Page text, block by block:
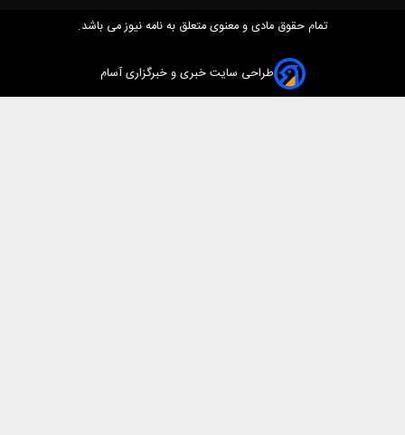
متعلق به نامه نیوز می باشد.
خبری و خبرگزاری آسام